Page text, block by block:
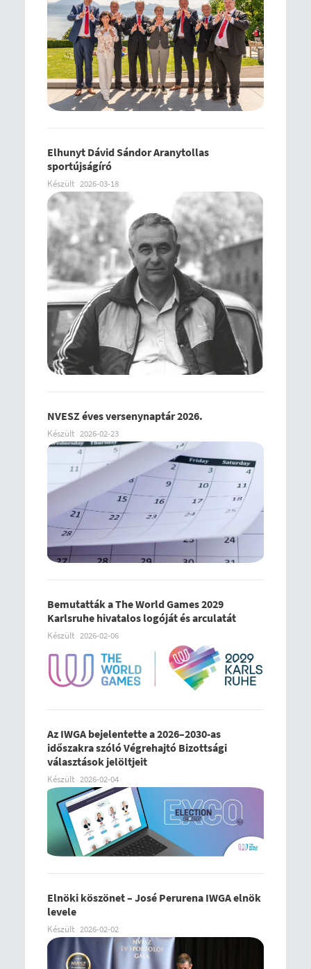
Elhunyt Dávid Sándor Aranytollas
sportújságíró
Készült 2026-03-18
NVESZ éves versenynaptár 2026.
Készült 2026-02-23
Bemutatták a The World Games 2029
Karlsruhe hivatalos logóját és arculatát
Készült 2026-02-06
Az IWGA bejelentette a 2026–2030-as
időszakra szóló Végrehajtó Bizottsági
választások jelöltjeit
Készült 2026-02-04
Elnöki köszönet – José Perurena IWGA elnök
levele
Készült 2026-02-02